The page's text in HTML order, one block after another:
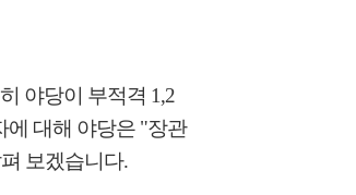
야당이 부적격 1,2
에 대해 야당은 "장관
보겠습니다.